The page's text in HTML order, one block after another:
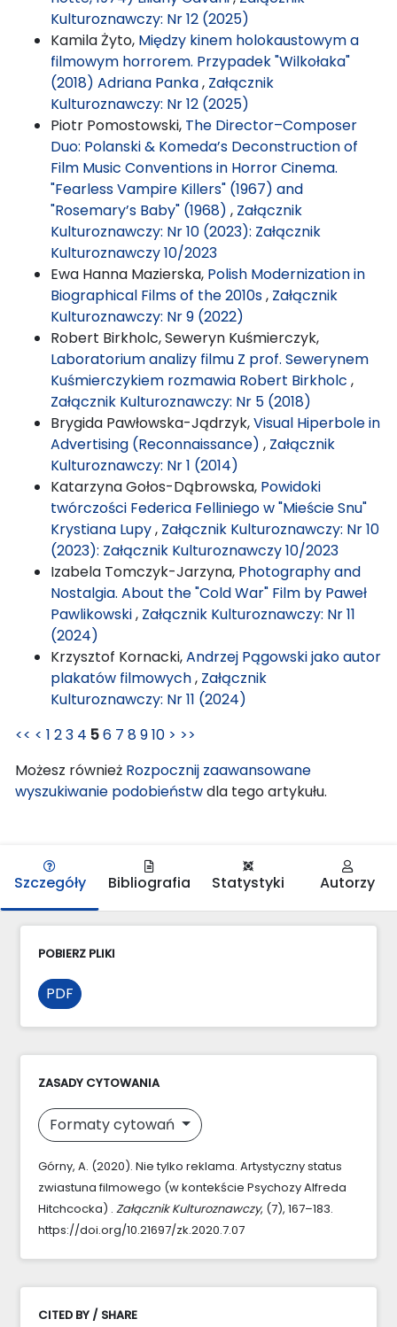
Kulturoznawczy: Nr 12 (2025)
Kamila Żyto, Między kinem holokaustowym a
filmowym horrorem. Przypadek "Wilkołaka"
(2018) Adriana Panka, Załącznik
Kulturoznawczy: Nr 12 (2025)
Piotr Pomostowski, The Director–Composer
Duo: Polanski & Komeda’s Deconstruction of
Film Music Conventions in Horror Cinema.
"Fearless Vampire Killers" (1967) and
"Rosemary’s Baby" (1968) , Załącznik
Kulturoznawczy: Nr 10 (2023): Załącznik
Kulturoznawczy 10/2023
Ewa Hanna Mazierska, Polish Modernization in
Biographical Films of the 2010s, Załącznik
Kulturoznawczy: Nr 9 (2022)
Robert Birkholc, Seweryn Kuśmierczyk,
Laboratorium analizy filmu Z prof. Sewerynem
Kuśmierczykiem rozmawia Robert Birkholc ,
Załącznik Kulturoznawczy: Nr 5 (2018)
Brygida Pawłowska-Jądrzyk,Visual Hiperbole in
Advertising (Reconnaissance) , Załącznik
Kulturoznawczy: Nr 1 (2014)
Katarzyna Gołos-Dąbrowska, Powidoki
twórczości Federica Felliniego w "Mieście Snu"
Krystiana Lupy, Załącznik Kulturoznawczy: Nr 10
(2023): Załącznik Kulturoznawczy 10/2023
Izabela Tomczyk-Jarzyna, Photography and
Nostalgia. About the "Cold War" Film by Paweł
Pawlikowski, Załącznik Kulturoznawczy: Nr 11
(2024)
Krzysztof Kornacki,Andrzej Pągowski jako autor
plakatów filmowych, Załącznik
Kulturoznawczy: Nr 11 (2024)
<< < 1 23 4 56 7 8910 > >>
Możesz również Rozpocznij zaawansowane
wyszukiwanie podobieństwdla tego artykułu.
Szczegóły Bibliografia Statystyki Autorzy
POBIERZ PLIKI
PDF
ZASADY CYTOWANIA
Formaty cytowań
Górny, A. (2020). Nie tylko reklama. Artystyczny status
zwiastuna filmowego (w kontekście Psychozy Alfreda
Hitchcocka) . Załącznik Kulturoznawczy, (7), 167–183.
https://doi.org/10.21697/zk.2020.7.07
CITED BY / SHARE